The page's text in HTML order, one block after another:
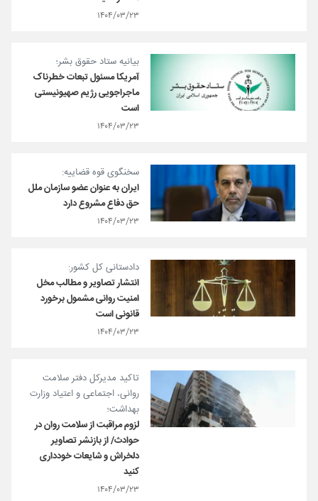
۱۴۰۴/۰۳/۲۳
بیانیه ستاد حقوق بشر؛
آمریکا مسئول تبعات خطرناک
ماجراجویی رژیم صهیونیستی
است
۱۴۰۴/۰۳/۲۳
سخنگوی قوه قضاییه:
ایران به عنوان عضو سازمان ملل
حق دفاع مشروع دارد
۱۴۰۴/۰۳/۲۳
دادستانی کل کشور:
انتشار تصاویر و مطالب مخل
امنیت روانی مشمول برخورد
قانونی است
۱۴۰۴/۰۳/۲۳
تاکید مدیرکل دفتر سلامت
روانی، اجتماعی و اعتیاد وزارت
بهداشت؛
لزوم مراقبت از سلامت روان در
حوادث/ از بازنشر تصاویر
دلخراش و شایعات خودداری
کنید
۱۴۰۴/۰۳/۲۳